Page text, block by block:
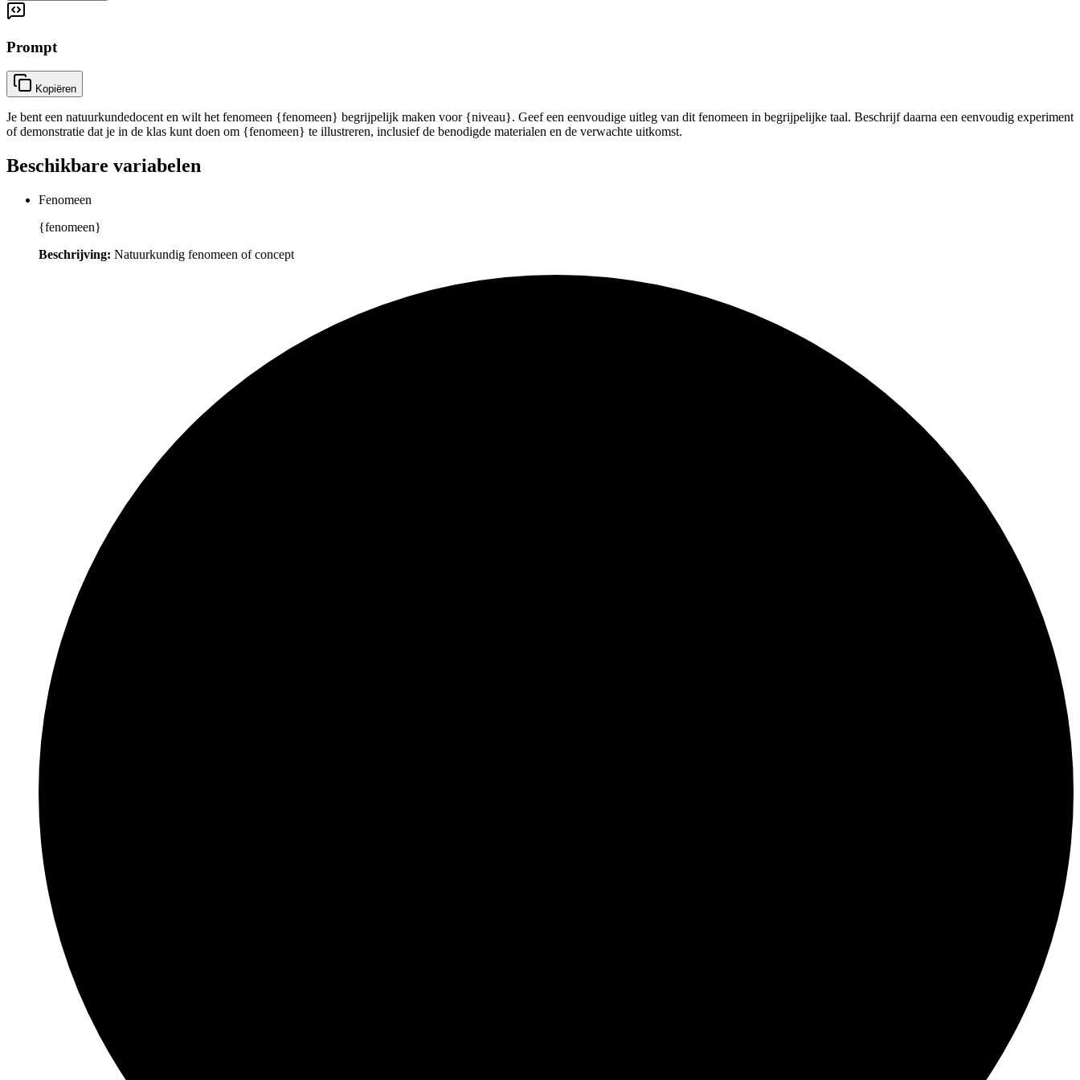
Prompt
Kopiëren
Je bent een natuurkundedocent en wilt het fenomeen {fenomeen} begrijpelijk maken voor {niveau}. Geef een eenvoudige uitleg van dit fenomeen in begrijpelijke taal. Beschrijf daarna een eenvoudig experiment
of demonstratie dat je in de klas kunt doen om {fenomeen} te illustreren, inclusief de benodigde materialen en de verwachte uitkomst.
Beschikbare variabelen
Fenomeen
{fenomeen}
Beschrijving: Natuurkundig fenomeen of concept